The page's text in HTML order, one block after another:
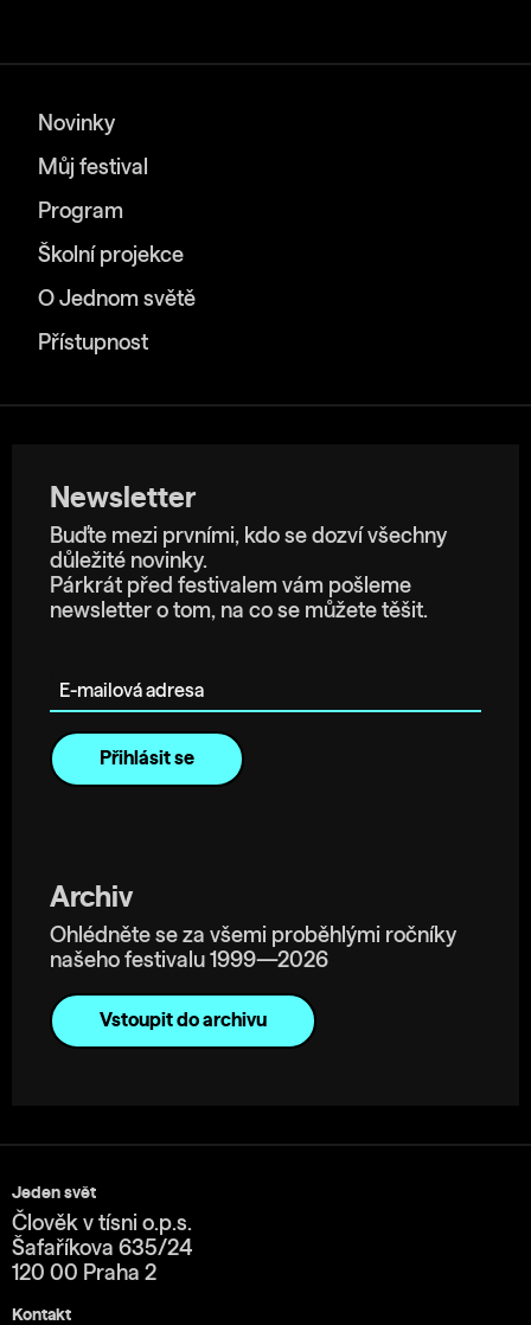
Novinky
Můj festival
Program
Školní projekce
O Jednom světě
Přístupnost
Newsletter
Buďte mezi prvními, kdo se dozví všechny
důležité novinky.
Párkrát před festivalem vám pošleme
newsletter o tom, na co se můžete těšit.
Archiv
Ohlédněte se za všemi proběhlými ročníky
našeho festivalu 1999—2026
Vstoupit do archivu
Jeden svět
Člověk v tísni o.p.s.
Šafaříkova 635/24
120 00 Praha 2
Kontakt